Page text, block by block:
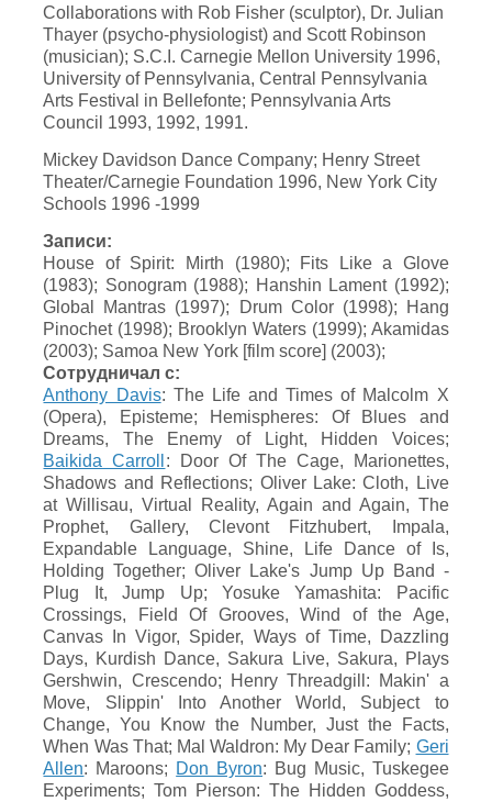
Collaborations with Rob Fisher (sculptor), Dr. Julian
Thayer (psycho-physiologist) and Scott Robinson
(musician); S.C.I. Carnegie Mellon University 1996,
University of Pennsylvania, Central Pennsylvania
Arts Festival in Bellefonte; Pennsylvania Arts
Council 1993, 1992, 1991.
Mickey Davidson Dance Company; Henry Street
Theater/Carnegie Foundation 1996, New York City
Schools 1996 -1999
Записи:
House of Spirit: Mirth (1980); Fits Like a Glove
(1983); Sonogram (1988); Hanshin Lament (1992);
Global Mantras (1997); Drum Color (1998); Hang
Pinochet (1998); Brooklyn Waters (1999); Akamidas
(2003); Samoa New York [film score] (2003);
Сотрудничал с:
Anthony Davis: The Life and Times of Malcolm X
(Opera), Episteme; Hemispheres: Of Blues and
Dreams, The Enemy of Light, Hidden Voices;
Baikida Carroll : Door Of The Cage, Marionettes,
Shadows and Reflections; Oliver Lake: Cloth, Live
at Willisau, Virtual Reality, Again and Again, The
Prophet, Gallery, Clevont Fitzhubert, Impala,
Expandable Language, Shine, Life Dance of Is,
Holding Together; Oliver Lake's Jump Up Band -
Plug It, Jump Up; Yosuke Yamashita: Pacific
Crossings, Field Of Grooves, Wind of the Age,
Canvas In Vigor, Spider, Ways of Time, Dazzling
Days, Kurdish Dance, Sakura Live, Sakura, Plays
Gershwin, Crescendo; Henry Threadgill: Makin' a
Move, Slippin' Into Another World, Subject to
Change, You Know the Number, Just the Facts,
When Was That; Mal Waldron: My Dear Family; Geri
Allen: Maroons; Don Byron: Bug Music, Tuskegee
Experiments; Tom Pierson: The Hidden Goddess,